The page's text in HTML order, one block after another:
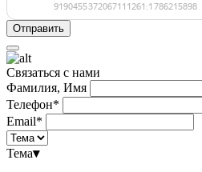
Связаться с нами
Фамилия, Имя
Телефон*
Email*
Тема▾